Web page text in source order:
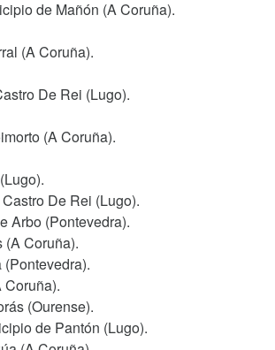
de Mañón (A Coruña).
(A Coruña).
De Rei (Lugo).
(A Coruña).
De Rei (Lugo).
Arbo (Pontevedra).
(A Coruña).
(Ourense).
de Pantón (Lugo).